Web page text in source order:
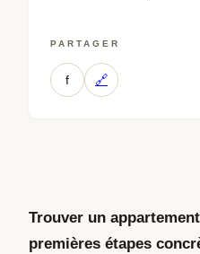
PARTAGER
f 🔗
Trouver un
premières étapes